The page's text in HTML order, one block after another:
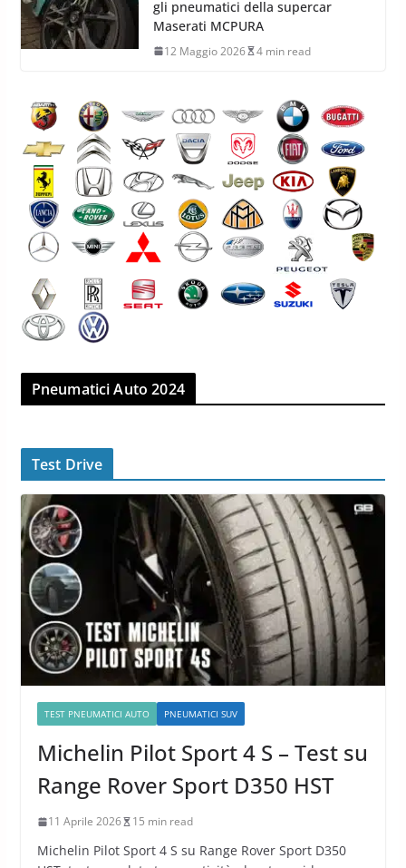
gli pneumatici della supercar
Maserati MCPURA
12 Maggio 2026 4 min read
Pneumatici Auto 2024
Test Drive
TEST PNEUMATICI AUTO PNEUMATICI SUV
Michelin Pilot Sport 4 S – Test su
Range Rover Sport D350 HST
11 Aprile 2026 15 min read
Michelin Pilot Sport 4 S su Range Rover Sport D350